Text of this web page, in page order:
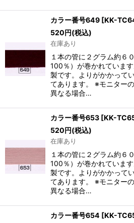
カラー番号649 [KK-
520円(税込)
在庫あり
１本の管に２グラム約６
100％）が巻かれていま
製です。よりがかかって
てあります。 ※モニター
異なる場合…
カラー番号653 [KK-
520円(税込)
在庫あり
１本の管に２グラム約６
100％）が巻かれていま
製です。よりがかかって
てあります。 ※モニター
異なる場合…
カラー番号654 [KK-